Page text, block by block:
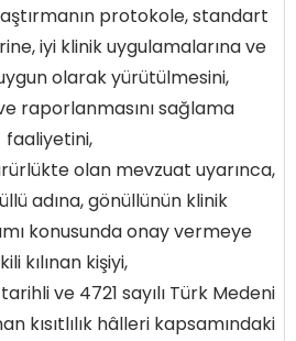
protokole, standart
iyi klinik uygulamalarına ve
olarak yürütülmesini,
raporlanmasını sağlama
faaliyetini,
olan mevzuat uyarınca,
adına, gönüllünün klinik
konusunda onay vermeye
kılınan kişiyi,
tarihli ve 4721 sayılı Türk Medeni
kısıtlılık hâlleri kapsamındaki